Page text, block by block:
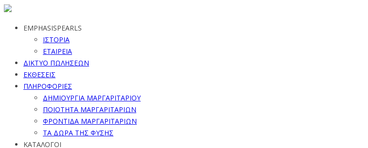
EMPHASISPEARLS
ΙΣΤΟΡΙΑ
ΕΤΑΙΡΕΙΑ
ΔΙΚΤΥΟ ΠΩΛΗΣΕΩΝ
ΕΚΘΕΣΕΙΣ
ΠΛΗΡΟΦΟΡΙΕΣ
ΔΗΜΙΟΥΡΓΙΑ ΜΑΡΓΑΡΙΤΑΡΙΟΥ
ΠΟΙΟΤΗΤΑ ΜΑΡΓΑΡΙΤΑΡΙΩΝ
ΦΡΟΝΤΙΔΑ ΜΑΡΓΑΡΙΤΑΡΙΩΝ
ΤΑ ΔΩΡΑ ΤΗΣ ΦΥΣΗΣ
ΚΑΤΑΛΟΓΟΙ